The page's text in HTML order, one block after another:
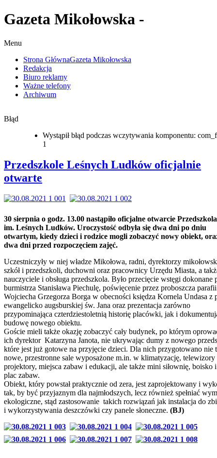
Gazeta Mikołowska -
Menu
Strona GłównaGazeta Mikołowska
Redakcja
Biuro reklamy
Ważne telefony
Archiwum
Błąd
Wystąpił błąd podczas wczytywania komponentu:
1
Przedszkole Leśnych Ludków oficjalnie
otwarte
30 sierpnia o godz. 13.00 nastąpiło oficjalne otwarcie
im. Leśnych Ludków. Uroczystość odbyła się dwa dni po dniu
otwartym, kiedy dzieci i rodzice mogli zobaczyć nowy obiekt,
dwa dni przed rozpoczęciem zajęć.
Uczestniczyły w niej władze Mikołowa, radni, dyrektorzy
szkół i przedszkoli, duchowni oraz pracownicy Urzędu Miasta, a
nauczyciele i obsługa przedszkola. Było przecięcie wstęgi dokonane
burmistrza Stanisława Piechulę, poświęcenie przez proboszcza
Wojciecha Grzegorza Borga w obecności księdza Kornela Undasa z
ewangelicko augsburskiej św. Jana oraz prezentacja zarówno
przypominająca czterdziestoletnią historię placówki, jak i
budowę nowego obiektu.
Goście mieli także okazję zobaczyć cały budynek, po którym
ich dyrektor Katarzyna Janota, nie ukrywając dumy z nowego
które jest już gotowe na przyjęcie dzieci. Dla nich przygotowano nie
nowe, przestronne sale wyposażone m.in. w klimatyzację, telewizory
projektory, miejsca zabaw i edukacji, ale także mini siłownię, boisko
plac zabaw.
Obiekt, który powstał praktycznie od zera, jest zaprojektowany i
tak, by być przyjaznym dla najmłodszych, lecz również spełniać
ekologiczne, stąd zastosowanie takich rozwiązań jak instalacja do
i wykorzystywania deszczówki czy panele słoneczne. (BJ)